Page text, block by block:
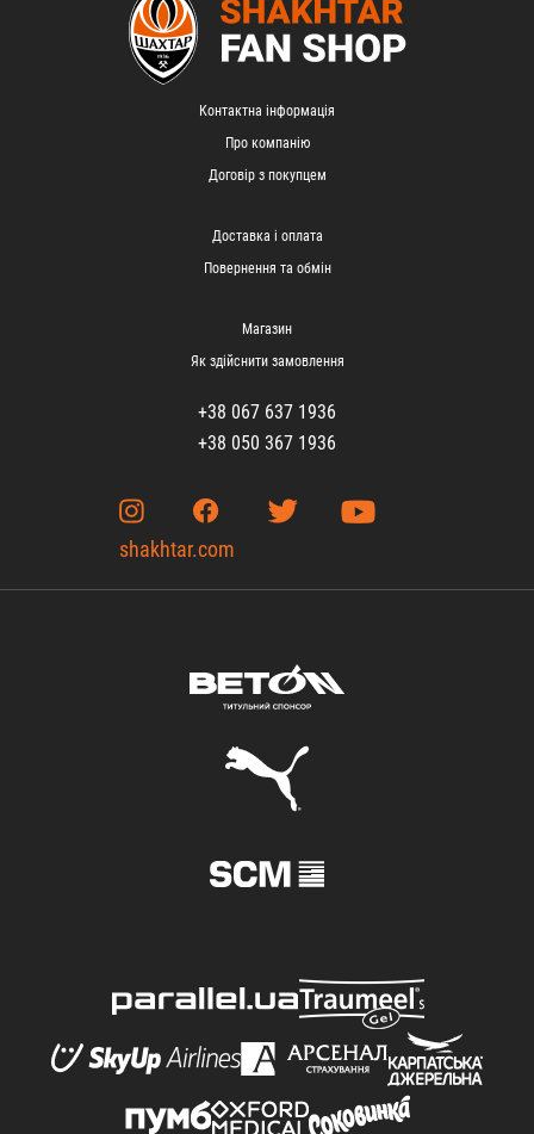
Контактна інформація
Про компанію
Договір з покупцем
Доставка і оплата
Повернення та обмін
Магазин
Як здійснити замовлення
+38 067 637 1936
+38 050 367 1936
shakhtar.com